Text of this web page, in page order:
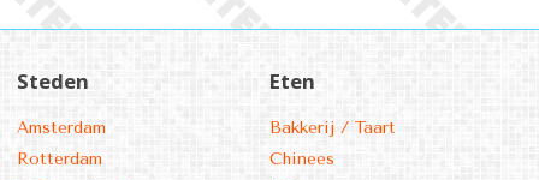
Steden
Amsterdam
Rotterdam
Eten
Bakkerij / Taart
Chinees